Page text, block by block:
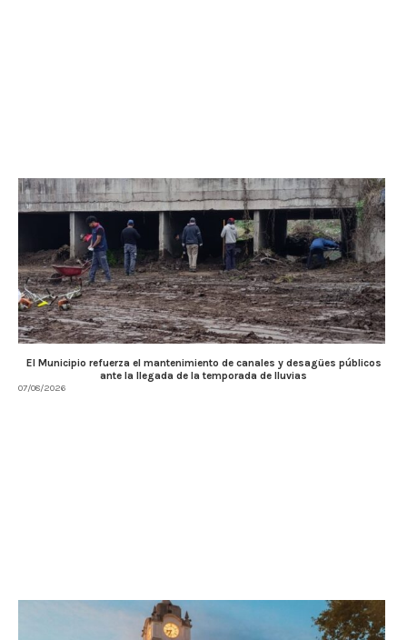
El Municipio refuerza el mantenimiento de canales y desagües públicos
ante la llegada de la temporada de lluvias
07/08/2026